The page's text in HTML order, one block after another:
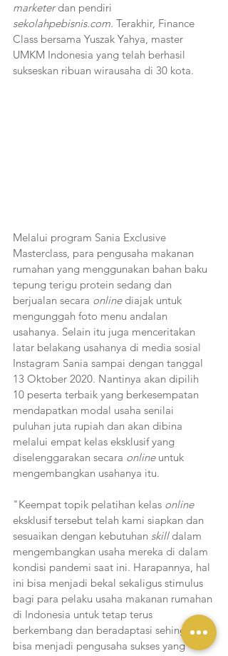
marketer dan pendiri
sekolahpebisnis.com. Terakhir, Finance
Class bersama Yuszak Yahya, master
UMKM Indonesia yang telah berhasil
sukseskan ribuan wirausaha di 30 kota.
Melalui program Sania Exclusive
Masterclass, para pengusaha makanan
rumahan yang menggunakan bahan baku
tepung terigu protein sedang dan
berjualan secara online diajak untuk
mengunggah foto menu andalan
usahanya. Selain itu juga menceritakan
latar belakang usahanya di media sosial
Instagram Sania sampai dengan tanggal
13 Oktober 2020. Nantinya akan dipilih
10 peserta terbaik yang berkesempatan
mendapatkan modal usaha senilai
puluhan juta rupiah dan akan dibina
melalui empat kelas eksklusif yang
diselenggarakan secara online untuk
mengembangkan usahanya itu.
"Keempat topik pelatihan kelas online
eksklusif tersebut telah kami siapkan dan
sesuaikan dengan kebutuhan skill dalam
mengembangkan usaha mereka di dalam
kondisi pandemi saat ini. Harapannya, hal
ini bisa menjadi bekal sekaligus stimulus
bagi para pelaku usaha makanan rumahan
di Indonesia untuk tetap terus
berkembang dan beradaptasi sehingga
bisa menjadi pengusaha sukses yang